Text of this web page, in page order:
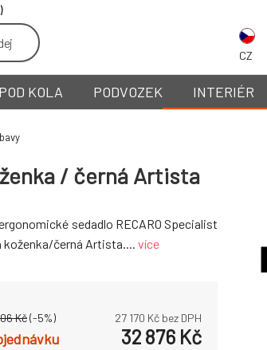
CZ
KOLA PODVOZEK INTERIÉR
/ černá Artista
sedadlo RECARO Specialist
koženka/černá Artista.... více
Kč(-5%) 27 170 Kč bez DPH
32 876 Kč